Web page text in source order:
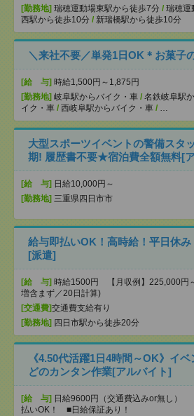
[勤務地] 瑞穂運動場東駅から徒歩7分 / 瑞穂運
西駅から徒歩10分 / 新瑞橋駅から徒歩10分
＼来社不要／単発1日OK＊お菓子
[給 与] 時給1,500円～1,875円
[勤務地] 岐阜駅からバイク・車 / 名鉄岐阜駅
イク・車 / 西岐阜駅からバイク・車 / …
大型スポーツイベントの警備スタ
期! 履歴書不要★宿泊費全額無料[
[給 与] 日給10,000円～
[勤務地] 三重県四日市市
給与即払いOK！高時給！平日休
[派遣]
[給 与] 時給1500円 【月収例】225,000円
増含まず／20日計算)
[交通費]交通費支給有り
[勤務地] 四日市駅から徒歩20分
《4.50代活躍1日4時間～OK》イ
どのカンタン作業[アルバイト]
[給 与] 日給9600円（交通費込みor無し
払いOK！ ■日給保証あり！